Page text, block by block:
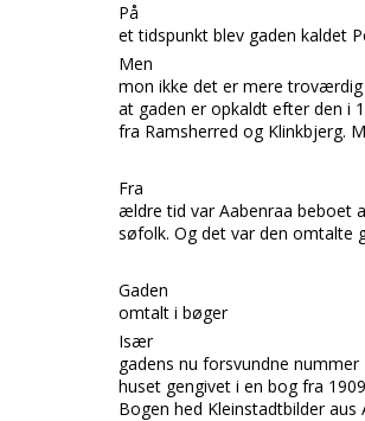
På
et tidspunkt blev gaden kaldet
Men
mon ikke det er mere troværdig
at gaden er opkaldt efter den i
fra Ramsherred og Klinkbjerg.
Fra
ældre tid var Aabenraa beboet
søfolk. Og det var den omtalte
Gaden
omtalt i bøger
Især
gadens nu forsvundne
huset gengivet i en bog fra
Bogen hed Kleinstadtbilder aus